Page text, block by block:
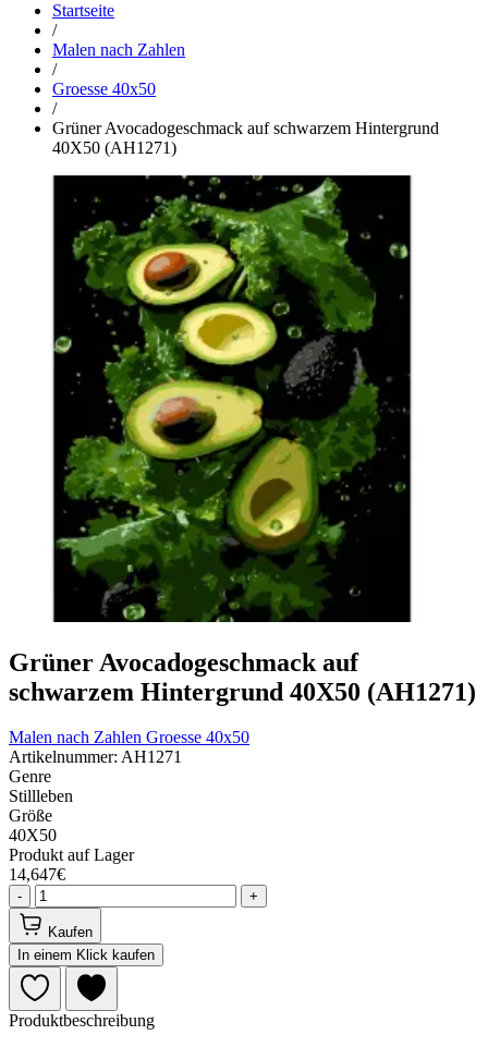
Startseite
/
Malen nach Zahlen
/
Groesse 40x50
/
Grüner Avocadogeschmack auf schwarzem Hintergrund
40Х50 (AH1271)
Grüner Avocadogeschmack auf
schwarzem Hintergrund 40Х50 (AH1271)
Malen nach Zahlen Groesse 40x50
Artikelnummer: AH1271
Genre
Stillleben
Größe
40Х50
Produkt auf Lager
14,647€
- +
Kaufen
In einem Klick kaufen
Produktbeschreibung